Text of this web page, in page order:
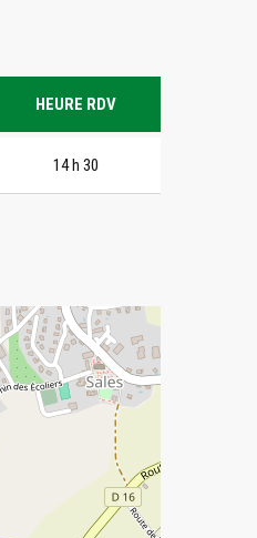
HEURE RDV
14 h 30